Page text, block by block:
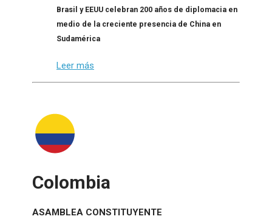
Brasil y EEUU celebran 200 años de diplomacia en
medio de la creciente presencia de China en
Sudamérica
Leer más
Colombia
ASAMBLEA CONSTITUYENTE